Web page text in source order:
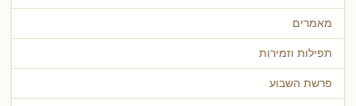
מאמרים
תפילות וזמירות
פרשת השבוע